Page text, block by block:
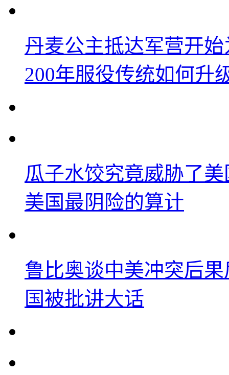
丹麦公主抵达军营开
200年服役传统如何升
瓜子水饺究竟威胁了
美国最阴险的算计
鲁比奥谈中美冲突后
国被批讲大话